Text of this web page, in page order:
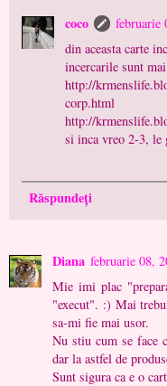
coco
februarie
din aceasta carte
incercarile sunt
http://
corp.html
http://
si inca vreo 2-3, le
Răspundeți
Diana februarie 08,
Mie imi plac
"execut". :) Mai
sa-mi fie mai usor.
Nu stiu cum se face
dar la astfel de
Sunt sigura ca e o